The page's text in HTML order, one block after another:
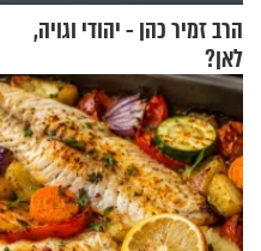
הרב זמיר כהן - יהודי וגויה,
לאן?